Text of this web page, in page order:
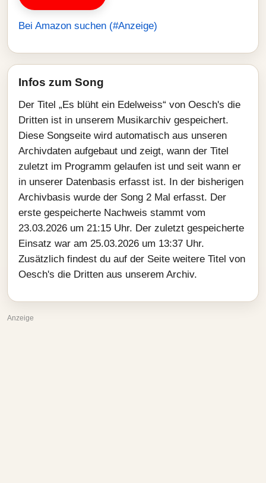
Bei Amazon suchen (#Anzeige)
Infos zum Song
Der Titel „Es blüht ein Edelweiss“ von Oesch's die
Dritten ist in unserem Musikarchiv gespeichert.
Diese Songseite wird automatisch aus unseren
Archivdaten aufgebaut und zeigt, wann der Titel
zuletzt im Programm gelaufen ist und seit wann er
in unserer Datenbasis erfasst ist. In der bisherigen
Archivbasis wurde der Song 2 Mal erfasst. Der
erste gespeicherte Nachweis stammt vom
23.03.2026 um 21:15 Uhr. Der zuletzt gespeicherte
Einsatz war am 25.03.2026 um 13:37 Uhr.
Zusätzlich findest du auf der Seite weitere Titel von
Oesch's die Dritten aus unserem Archiv.
Anzeige